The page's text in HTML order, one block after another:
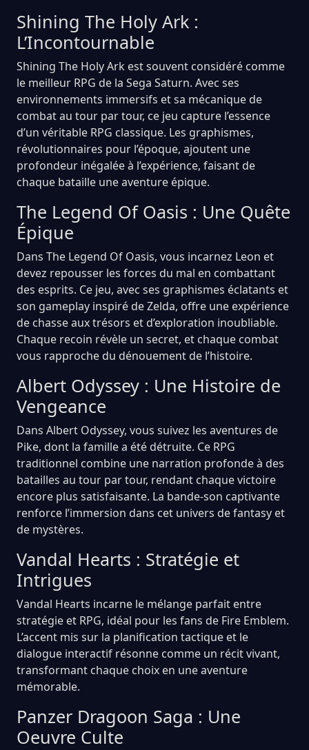
Shining The Holy Ark :
L’Incontournable
Shining The Holy Ark est souvent considéré comme
le meilleur RPG de la Sega Saturn. Avec ses
environnements immersifs et sa mécanique de
combat au tour par tour, ce jeu capture l’essence
d’un véritable RPG classique. Les graphismes,
révolutionnaires pour l’époque, ajoutent une
profondeur inégalée à l’expérience, faisant de
chaque bataille une aventure épique.
The Legend Of Oasis : Une Quête
Épique
Dans The Legend Of Oasis, vous incarnez Leon et
devez repousser les forces du mal en combattant
des esprits. Ce jeu, avec ses graphismes éclatants et
son gameplay inspiré de Zelda, offre une expérience
de chasse aux trésors et d’exploration inoubliable.
Chaque recoin révèle un secret, et chaque combat
vous rapproche du dénouement de l’histoire.
Albert Odyssey : Une Histoire de
Vengeance
Dans Albert Odyssey, vous suivez les aventures de
Pike, dont la famille a été détruite. Ce RPG
traditionnel combine une narration profonde à des
batailles au tour par tour, rendant chaque victoire
encore plus satisfaisante. La bande-son captivante
renforce l’immersion dans cet univers de fantasy et
de mystères.
Vandal Hearts : Stratégie et
Intrigues
Vandal Hearts incarne le mélange parfait entre
stratégie et RPG, idéal pour les fans de Fire Emblem.
L’accent mis sur la planification tactique et le
dialogue interactif résonne comme un récit vivant,
transformant chaque choix en une aventure
mémorable.
Panzer Dragoon Saga : Une
Oeuvre Culte